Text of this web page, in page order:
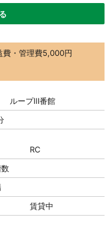
費・管理費5,000円
ループⅢ番館
RC
賃貸中